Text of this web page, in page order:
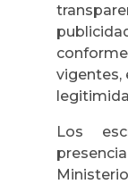
vigentes,
Los